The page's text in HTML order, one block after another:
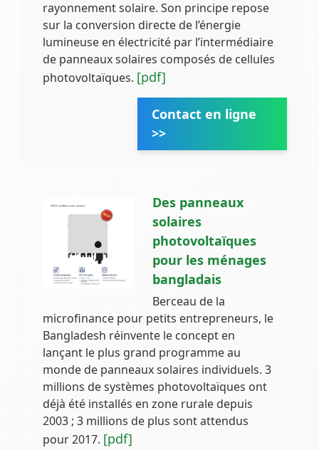
rayonnement solaire. Son principe repose
sur la conversion directe de l’énergie
lumineuse en électricité par l’intermédiaire
de panneaux solaires composés de cellules
photovoltaïques. [pdf]
Contact en ligne
>>
Des panneaux
solaires
photovoltaïques
pour les ménages
bangladais
Berceau de la
microfinance pour petits entrepreneurs, le
Bangladesh réinvente le concept en
lançant le plus grand programme au
monde de panneaux solaires individuels. 3
millions de systèmes photovoltaïques ont
déjà été installés en zone rurale depuis
2003 ; 3 millions de plus sont attendus
pour 2017. [pdf]